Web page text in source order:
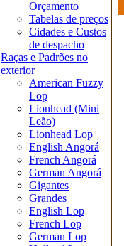
Orçamento
Tabelas de preços
Cidades e Custos
de despacho
Raças e Padrões no
exterior
American Fuzzy
Lop
Lionhead (Mini
Leão)
Lionhead Lop
English Angorá
French Angorá
German Angorá
Gigantes
Grandes
English Lop
French Lop
German Lop